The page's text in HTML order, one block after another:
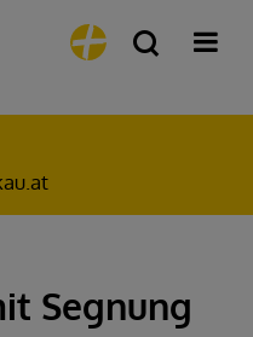
Segnung